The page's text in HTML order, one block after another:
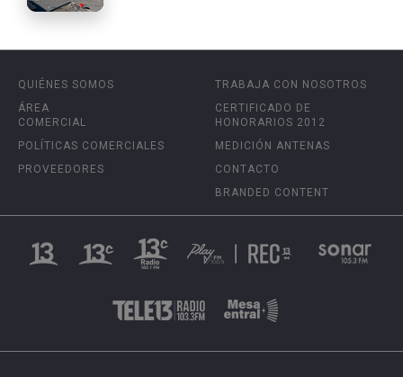
QUIÉNES SOMOS
ÁREA
COMERCIAL
POLÍTICAS COMERCIALES
PROVEEDORES
TRABAJA CON NOSOTROS
CERTIFICADO DE
HONORARIOS 2012
MEDICIÓN ANTENAS
CONTACTO
BRANDED CONTENT